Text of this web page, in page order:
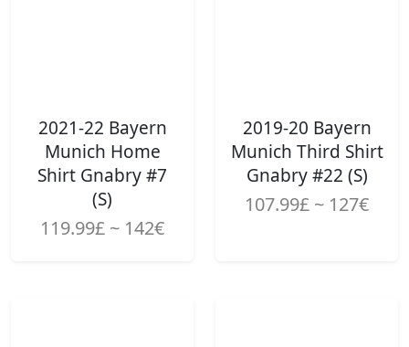
2021-22 Bayern
Munich Home
Shirt Gnabry #7
(S)
119.99£ ~ 142€
2019-20 Bayern
Munich Third Shirt
Gnabry #22 (S)
107.99£ ~ 127€